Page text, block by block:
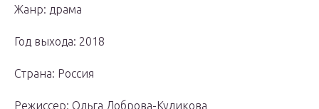
Жанр: драма
Год выхода: 2018
Страна: Россия
Режиссер: Ольга Доброва-Куликова